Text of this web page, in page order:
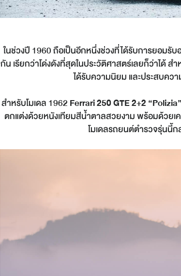
ในช่วงปี 1960 ถือเป็นอีกหนึ่งช่วงที่ได้รับการยอมรั
กัน เรียกว่าโด่งดังที่สุดในประวัติศาสตร์เลยก็ว่าได้
ได้รับความนิยม และประสบคว
สำหรับโมเดล 1962 Ferrari 250 GTE 2+2 “Polizia”
ตกแต่งด้วยหนังเทียมสีน้ำตาลสวยงาม พร้อมด้วยเ
โมเดลรถยนต์ตำรวจรุ่นนี้